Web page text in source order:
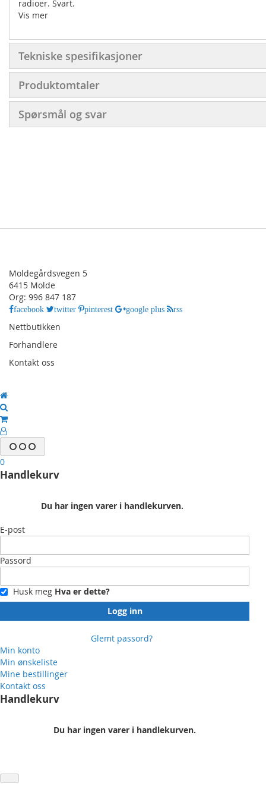
radioer. Svart.
Vis mer
Tekniske spesifikasjoner
Produktomtaler
Spørsmål og svar
Moldegårdsvegen 5
6415 Molde
Org: 996 847 187
facebook twitter pinterest google plus rss
Nettbutikken
Forhandlere
Kontakt oss
0
Handlekurv
Du har ingen varer i handlekurven.
E-post
Passord
Husk meg Hva er dette?
Logg inn
Glemt passord?
Min konto
Min ønskeliste
Mine bestillinger
Kontakt oss
Handlekurv
Du har ingen varer i handlekurven.